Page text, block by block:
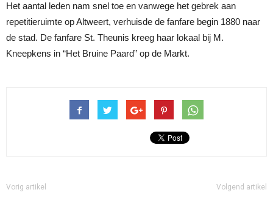
Het aantal leden nam snel toe en vanwege het gebrek aan
repetitieruimte op Altweert, verhuisde de fanfare begin 1880 naar
de stad. De fanfare St. Theunis kreeg haar lokaal bij M.
Kneepkens in “Het Bruine Paard” op de Markt.
Vorig artikel Volgend artikel